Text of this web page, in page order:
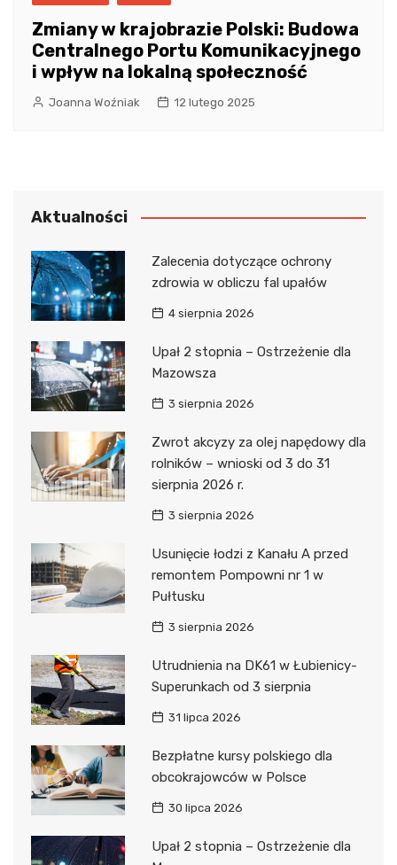
Zmiany w krajobrazie Polski: Budowa
Centralnego Portu Komunikacyjnego
i wpływ na lokalną społeczność
Joanna Woźniak 12 lutego 2025
Aktualności
Zalecenia dotyczące ochrony
zdrowia w obliczu fal upałów
4 sierpnia 2026
Upał 2 stopnia – Ostrzeżenie dla
Mazowsza
3 sierpnia 2026
Zwrot akcyzy za olej napędowy dla
rolników – wnioski od 3 do 31
sierpnia 2026 r.
3 sierpnia 2026
Usunięcie łodzi z Kanału A przed
remontem Pompowni nr 1 w
Pułtusku
3 sierpnia 2026
Utrudnienia na DK61 w Łubienicy-
Superunkach od 3 sierpnia
31 lipca 2026
Bezpłatne kursy polskiego dla
obcokrajowców w Polsce
30 lipca 2026
Upał 2 stopnia – Ostrzeżenie dla